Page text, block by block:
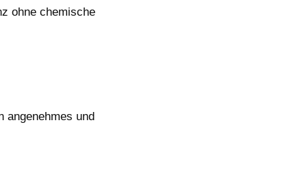
ohne chemische
angenehmes und